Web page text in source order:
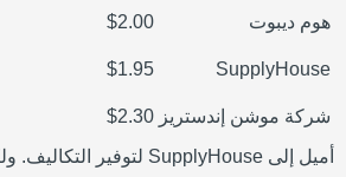
هوم ديبوت $2.00
SupplyHouse
$1.95
شركة موشن إندستريز $2.30
أميل إلى SupplyHouse لتوفير التكاليف. ولكن عندما يكون الوقت ضيقاً، سأدفع علاوة بسيطة مقابل الاستلام في نفس اليوم.